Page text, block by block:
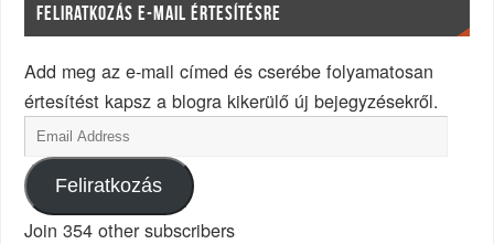
FELIRATKOZÁS E-MAIL ÉRTESÍTÉSRE
Add meg az e-mail címed és cserébe folyamatosan
értesítést kapsz a blogra kikerülő új bejegyzésekről.
Feliratkozás
Join 354 other subscribers